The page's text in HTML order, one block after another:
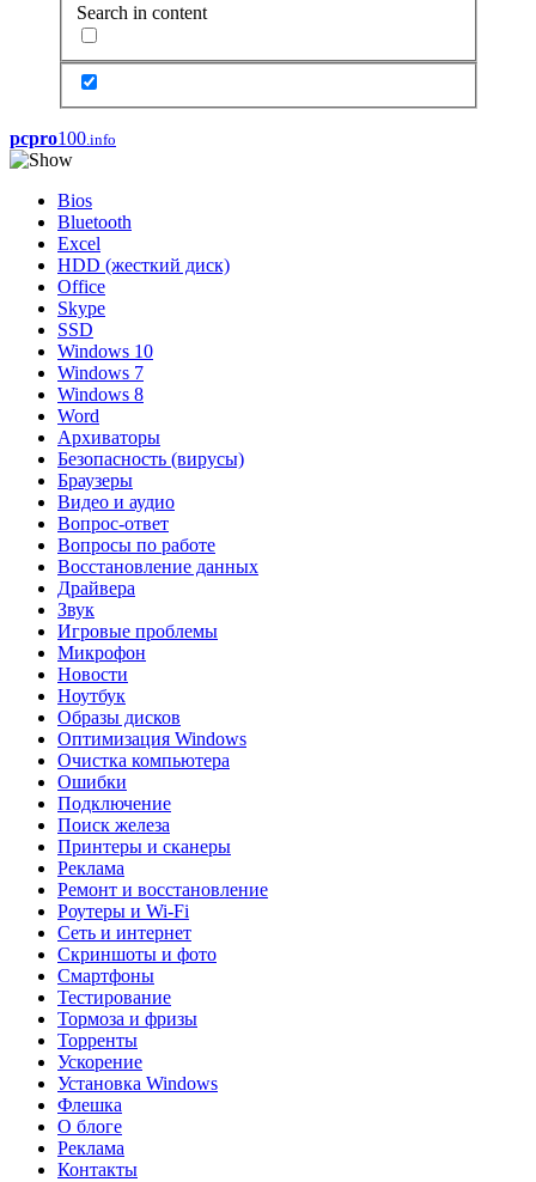
Search in content
pcpro100.info
Bios
Bluetooth
Excel
HDD (жесткий диск)
Office
Skype
SSD
Windows 10
Windows 7
Windows 8
Word
Архиваторы
Безопасность (вирусы)
Браузеры
Видео и аудио
Вопрос-ответ
Вопросы по работе
Восстановление данных
Драйвера
Звук
Игровые проблемы
Микрофон
Новости
Ноутбук
Образы дисков
Оптимизация Windows
Очистка компьютера
Ошибки
Подключение
Поиск железа
Принтеры и сканеры
Реклама
Ремонт и восстановление
Роутеры и Wi-Fi
Сеть и интернет
Скриншоты и фото
Смартфоны
Тестирование
Тормоза и фризы
Торренты
Ускорение
Установка Windows
Флешка
О блоге
Реклама
Контакты